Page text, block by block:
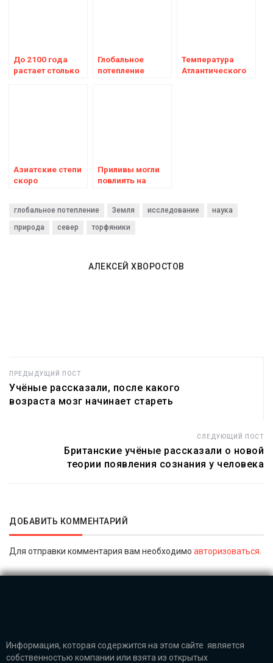
До 2100 года
растает столько
Глобальное
потепление
Температура
Атлантического
Азиатские степи
скоро
Приливы могли
повлиять на
глобальное потепление Земля исследование
наука
природа
север торфяники
АЛЕКСЕЙ ХВОРОСТОВ
ПРЕДЫДУЩИЙ ПОСТ
Учёные рассказали, после какого
возраста мозг начинает стареть
СЛЕДУЮЩИЙ ПОСТ
Британские учёные рассказали о новой
теории появления сознания у человека
ДОБАВИТЬ КОММЕНТАРИЙ
Для отправки комментария вам необходимо авторизоваться
Информация, которая содержится на этом сайте является
собственностью компании или взята из открытых